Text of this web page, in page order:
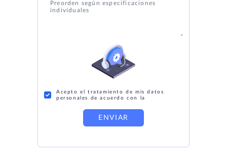
Acepto el tratamiento de mis datos
personales de acuerdo con la
ENVIAR